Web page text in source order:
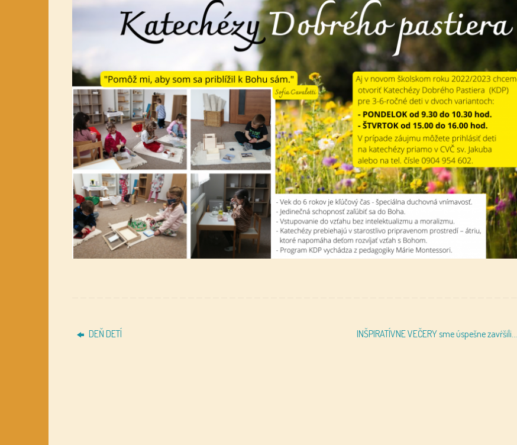
DEŇ DETÍ INŠPIRATÍVNE VEČERY sme úspešne zavŕšili…